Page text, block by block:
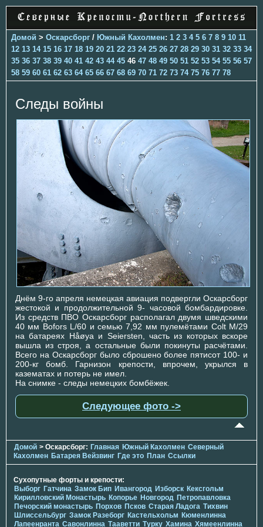
Домой > Оскарсборг / Южный Кахолмен: 1 2 3 4 5 6 7 8 9 10 11
12 13 14 15 16 17 18 19 20 21 22 23 24 25 26 27 28 29 30 31 32 33 34
35 36 37 38 39 40 41 42 43 44 45 46 47 48 49 50 51 52 53 54 55 56 57
58 59 60 61 62 63 64 65 66 67 68 69 70 71 72 73 74 75 76 77 78
Следы войны
Днём 9-го апреля немецкая авиация подвергли Оскарсборг
жестокой и продолжительной 9- часовой бомбардировке.
Из средств ПВО Оскарсборг располагал двумя шведскими
40 мм Bofors L/60 и семью 7,92 мм пулемётами Colt M/29
на батареях Håøya и Seiersten, часть из которых вскоре
вышла из строя, а остальные были покинуты расчётами.
Всего на Оскарсборг было сброшено более пятисот 100- и
200-кг бомб. Гарнизон крепости, впрочем, укрылся в
казематах и потерь не имел.
На снимке - следы немецких бомбёжек.
Следующее фото ->
Домой > Оскарсборг: Главная Южный Кахолмен Северный
Кахолмен Батарея Вейзвинг Где это План Ссылки
Сухопутные форты и крепости:
Выборг Гатчина Замок Бип Ивангород Изборск Кексгольм
Кирилловский Монастырь Копорье Новгород Петропавловка
Печорcкий монастырь Порхов Псков Старая Ладога Тихвин
Шлиссельбург Замок Разеборг Кастельхольм Кюменлинна
Лапеенранта Савонлинна Тааветти Турку Хамина Хямеенлинна